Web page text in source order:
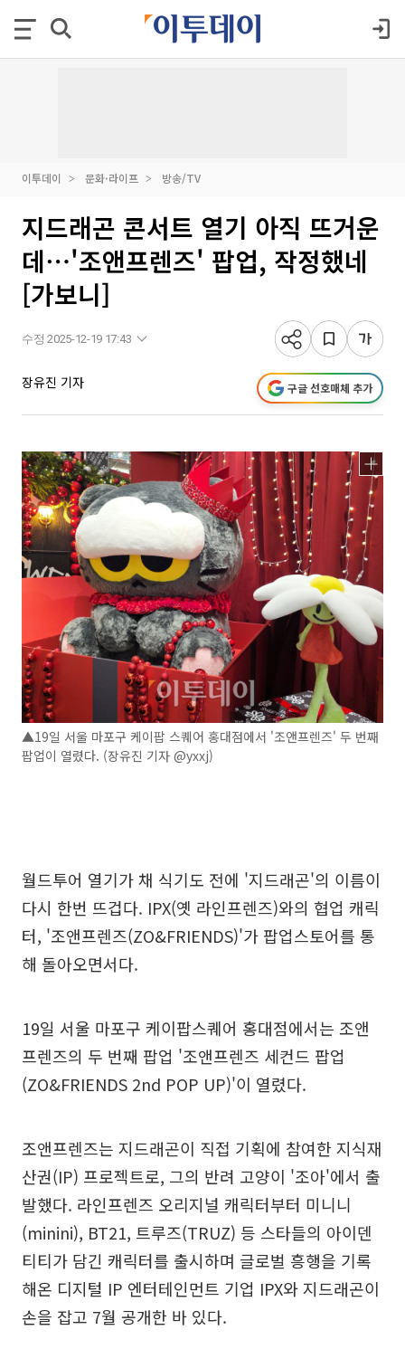
이투데이 문화·라이프 방송/TV
지드래곤 콘서트 열기 아직 뜨거운
데⋯'조앤프렌즈' 팝업, 작정했네
[가보니]
수정 2025-12-19 17:43
장유진 기자 구글 선호매체 추가
▲19일 서울 마포구 케이팝 스퀘어 홍대점에서 '조앤프렌즈' 두 번째
팝업이 열렸다. (장유진 기자 @yxxj)
월드투어 열기가 채 식기도 전에 '지드래곤'의 이름이
다시 한번 뜨겁다. IPX(옛 라인프렌즈)와의 협업 캐릭
터, '조앤프렌즈(ZO&FRIENDS)'가 팝업스토어를 통
해 돌아오면서다.
19일 서울 마포구 케이팝스퀘어 홍대점에서는 조앤
프렌즈의 두 번째 팝업 '조앤프렌즈 세컨드 팝업
(ZO&FRIENDS 2nd POP UP)'이 열렸다.
조앤프렌즈는 지드래곤이 직접 기획에 참여한 지식재
산권(IP) 프로젝트로, 그의 반려 고양이 '조아'에서 출
발했다. 라인프렌즈 오리지널 캐릭터부터 미니니
(minini), BT21, 트루즈(TRUZ) 등 스타들의 아이덴
티티가 담긴 캐릭터를 출시하며 글로벌 흥행을 기록
해온 디지털 IP 엔터테인먼트 기업 IPX와 지드래곤이
손을 잡고 7월 공개한 바 있다.